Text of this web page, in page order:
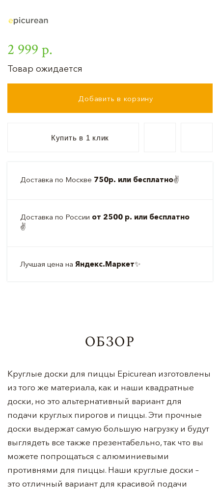
2 999 р.
Товар ожидается
Добавить в корзину
Купить в 1 клик
Доставка по Москве 750р. или бесплатно✌️
Доставка по России от 2500 р. или бесплатно
✌️
Лучшая цена на Яндекс.Маркет✨
ОБЗОР
Круглые доски для пиццы Epicurean изготовлены
из того же материала, как и наши квадратные
доски, но это альтернативный вариант для
подачи круглых пирогов и пиццы. Эти прочные
доски выдержат самую большую нагрузку и будут
выглядеть все также презентабельно, так что вы
можете попрощаться с алюминиевыми
противнями для пиццы. Наши круглые доски –
это отличный вариант для красивой подачи